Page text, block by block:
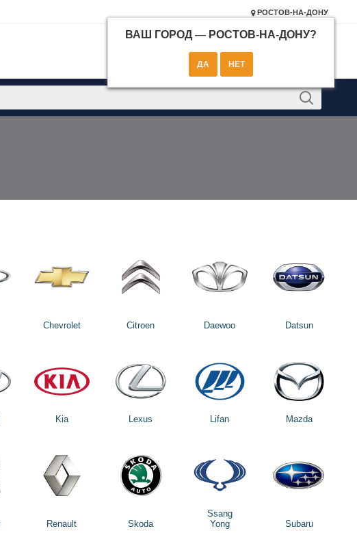
РОСТОВ-НА-ДОНУ
ВАШ ГОРОД — РОСТОВ-НА-ДОНУ?
Chevrolet Citroen Daewoo Datsun
Kia Lexus Lifan Mazda
Renault Skoda
Ssang
Yong
Subaru